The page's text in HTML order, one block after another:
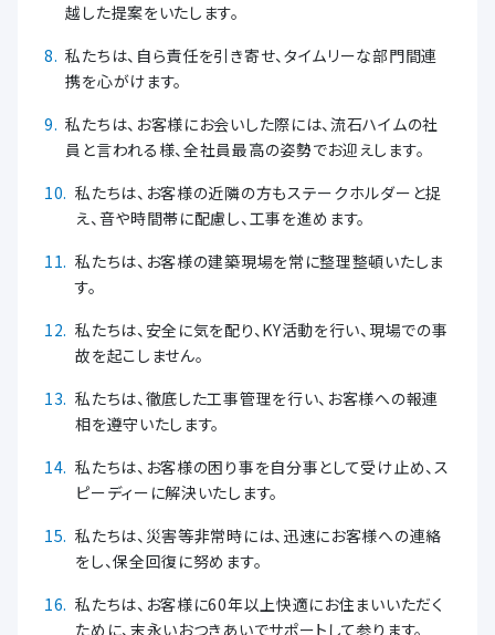
越した提案をいたします。
私たちは、自ら責任を引き寄せ、タイムリーな部門間連
携を心がけます。
私たちは、お客様にお会いした際には、流石ハイムの社
員と言われる様、全社員最高の姿勢でお迎えします。
私たちは、お客様の近隣の方もステークホルダーと捉
え、音や時間帯に配慮し、工事を進めます。
私たちは、お客様の建築現場を常に整理整頓いたしま
す。
私たちは、安全に気を配り、KY活動を行い、現場での事
故を起こしません。
私たちは、徹底した工事管理を行い、お客様への報連
相を遵守いたします。
私たちは、お客様の困り事を自分事として受け止め、ス
ピーディーに解決いたします。
私たちは、災害等非常時には、迅速にお客様への連絡
をし、保全回復に努めます。
私たちは、お客様に60年以上快適にお住まいいただく
ために、末永いおつきあいでサポートして参ります。